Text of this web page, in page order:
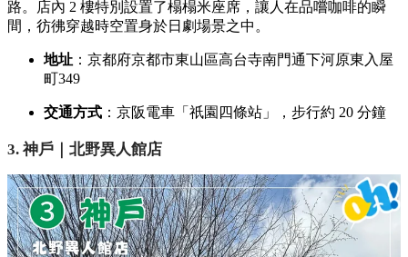
路。店內 2 樓特別設置了榻榻米座席，讓人在品嚐咖啡的瞬
間，彷彿穿越時空置身於日劇場景之中。
地址 ：京都府京都市東山區高台寺南門通下河原東入屋
町349
交通方式 ：京阪電車「祇園四條站」，步行約 20 分鐘
3. 神戶｜北野異人館店